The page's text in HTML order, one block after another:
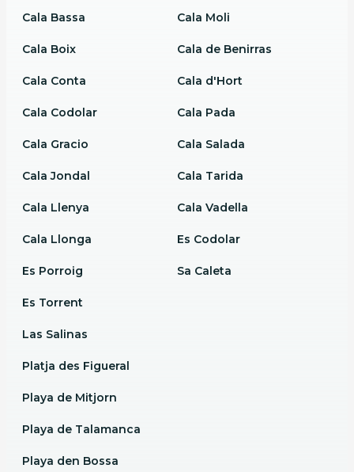
Cala Bassa
Cala Boix
Cala Conta
Cala Codolar
Cala Gracio
Cala Jondal
Cala Llenya
Cala Llonga
Cala Moli
Cala de Benirras
Cala d'Hort
Cala Pada
Cala Salada
Cala Tarida
Cala Vadella
Es Codolar
Es Porroig
Es Torrent
Las Salinas
Platja des Figueral
Playa de Mitjorn
Playa de Talamanca
Playa den Bossa
Sa Caleta